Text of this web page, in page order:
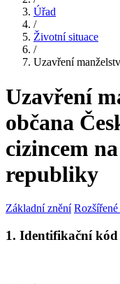
Úřad
/
Životní situace
/
Uzavření
Uzavření
občana
cizincem
republiky
Základní znění
1. Identifikační kód